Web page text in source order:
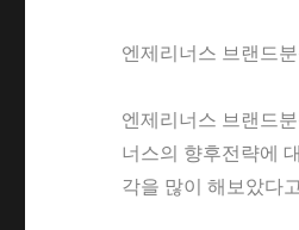
엔제리너스 브랜드
엔제리너스 브랜드
너스의 향후전략에
각을 많이 해보았다